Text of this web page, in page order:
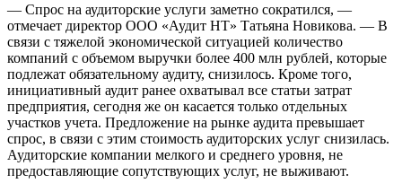
— Спрос на аудиторские услуги заметно сократился, —
отмечает директор ООО «Аудит НТ» Татьяна Новикова. — В
связи с тяжелой экономической ситуацией количество
компаний с объемом выручки более 400 млн рублей, которые
подлежат обязательному аудиту, снизилось. Кроме того,
инициативный аудит ранее охватывал все статьи затрат
предприятия, сегодня же он касается только отдельных
участков учета. Предложение на рынке аудита превышает
спрос, в связи с этим стоимость аудиторских услуг снизилась.
Аудиторские компании мелкого и среднего уровня, не
предоставляющие сопутствующих услуг, не выживают.